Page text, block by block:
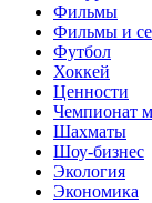
Фильмы
Фильмы и
Футбол
Хоккей
Ценности
Чемпионат
Шахматы
Шоу-бизнес
Экология
Экономика